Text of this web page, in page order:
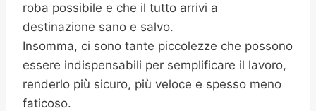
roba possibile e che il tutto arrivi a
destinazione sano e salvo.
Insomma, ci sono tante piccolezze che possono
essere indispensabili per semplificare il lavoro,
renderlo più sicuro, più veloce e spesso meno
faticoso.